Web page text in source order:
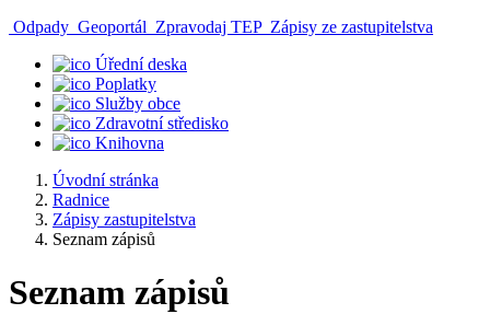
Odpady Geoportál Zpravodaj TEP Zápisy ze zastupitelstva
Úřední deska
Poplatky
Služby obce
Zdravotní středisko
Knihovna
Úvodní stránka
Radnice
Zápisy zastupitelstva
Seznam zápisů
Seznam zápisů